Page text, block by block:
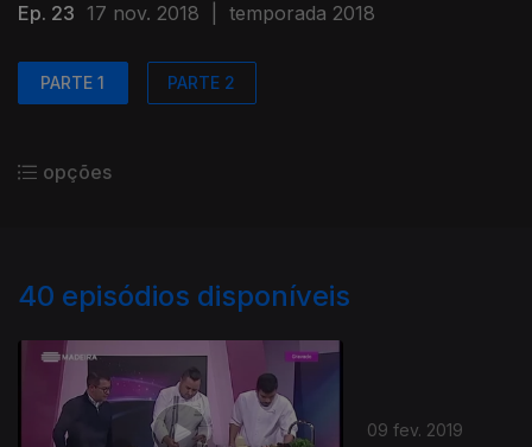
Ep. 23 17 nov. 2018 temporada 2018
PARTE 1 PARTE 2
opções
40 episódios disponíveis
09 fev. 2019